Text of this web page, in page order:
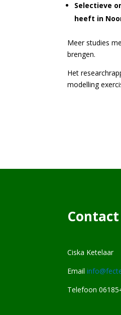
Selectieve
heeft in
Meer studies
brengen.
Het
modelling
Contact
Ciska Ketelaar
Email
Telefoon